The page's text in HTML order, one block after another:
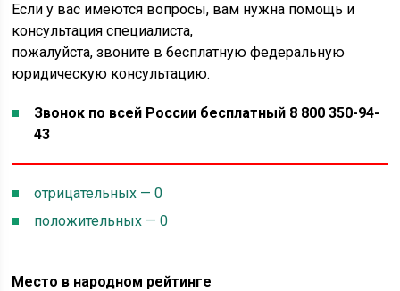
Если у вас имеются вопросы, вам нужна помощь и
консультация специалиста,
пожалуйста, звоните в бесплатную федеральную
юридическую консультацию.
Звонок по всей России бесплатный 8 800 350-94-
43
отрицательных — 0
положительных — 0
Место в народном рейтинге